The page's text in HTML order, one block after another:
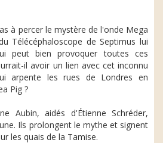
à percer le mystère de l'onde Mega
Télécéphaloscope de Septimus lui
peut bien provoquer toutes ces
il avoir un lien avec cet inconnu
arpente les rues de Londres en
Pig ?
Aubin, aidés d'Étienne Schréder,
Ils prolongent le mythe et signent
les quais de la Tamise.